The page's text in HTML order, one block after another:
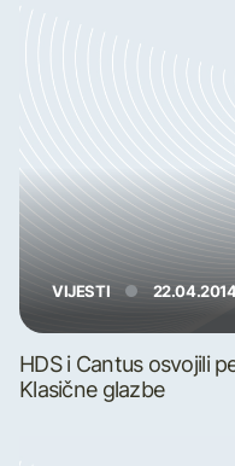
VIJESTI
HDS i Cantus osvojili
Klasične glazbe